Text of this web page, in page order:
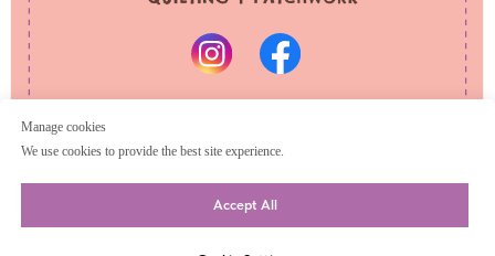
Manage cookies
We use cookies to provide the best site experience.
Accept All